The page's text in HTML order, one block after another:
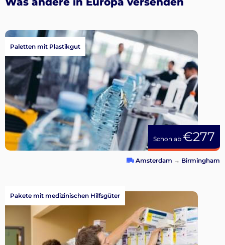
Schon ab €277
Paletten mit Plastikgut
Amsterdam → Birmingham
Pakete mit medizinischen Hilfsgüter